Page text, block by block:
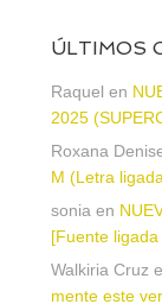
ÚLTIMOS
Raquel en
2025
Roxana
M (Letra
sonia en
[Fuente
Walkiria Cruz
mente este